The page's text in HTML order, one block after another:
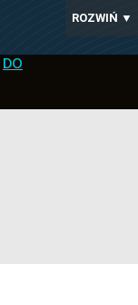
ROZWIŃ ▼
DO